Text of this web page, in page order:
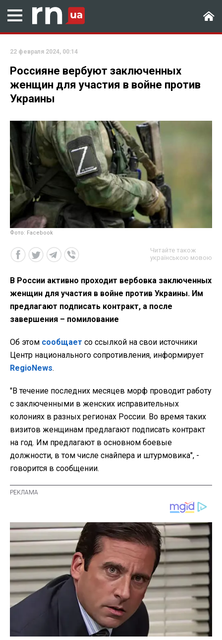
22 февраля 2024, 00:14
Россияне вербуют заключенных
женщин для участия в войне против
Украины
Фото: Facebook
Читайте також
українською мовою
В России активно проходит вербовка заключенных
женщин для участия в войне против Украины. Им
предлагают подписать контракт, а после
завершения – помилование
Об этом сообщает со ссылкой на свои источники
Центр национального сопротивления, информирует
RegioNews.
"В течение последних месяцев морф проводит работу
с заключенными в женских исправительных
колониях в разных регионах России. Во время таких
визитов женщинам предлагают подписать контракт
на год. Им предлагают в основном боевые
должности, в том числе снайпера и штурмовика", -
говорится в сообщении.